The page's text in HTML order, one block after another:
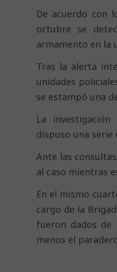
De acuerdo con
octubre se
armamento en la
Tras la alerta
unidades
se estampó una
La
dispuso una serie
Ante las
al caso mientras
En el mismo
cargo de la
fueron dados de
menos el